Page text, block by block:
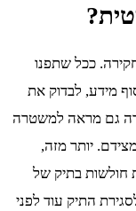
ככל שתפנו
מידע, לבדוק את
גם מראה למשטרה
יותר מזה,
חולשות בתיק של
התיק עוד לפני